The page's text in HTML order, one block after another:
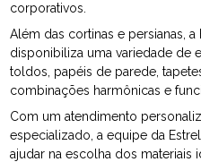
corporativos.
Além das cortinas e persianas,
disponibiliza uma variedade de
toldos, papéis de parede,
combinações harmônicas e
Com um atendimento
especializado, a equipe da
ajudar na escolha dos materiais